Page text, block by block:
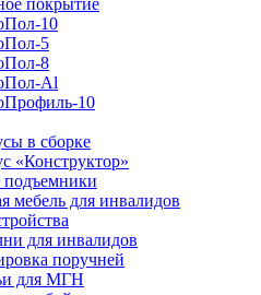
покрытие
10
5
8
Al
10
в сборке
«Конструктор»
мебель для инвалидов
для инвалидов
поручней
для МГН